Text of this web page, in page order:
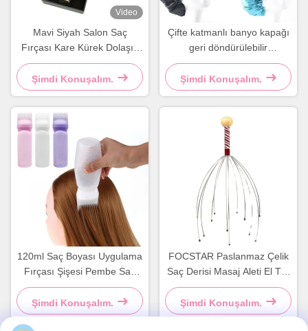
Video
Mavi Siyah Salon Saç
Fırçası Kare Kürek Dolaşık
Saç Fırçası
Şimdi Konuşalım.
Çifte katmanlı banyo kapağı
geri döndürülebilir
ayarlanabilir saten saç
başlığı
Şimdi Konuşalım.
120ml Saç Boyası Uygulama
Fırçası Şişesi Pembe Saç
Boyası Şişesi Tarak
Şimdi Konuşalım.
FOCSTAR Paslanmaz Çelik
Saç Derisi Masaj Aleti El Tipi
Paslanmaz Çelik Kafa Masaj
Aleti
Şimdi Konuşalım.